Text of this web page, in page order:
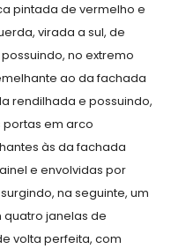
pintada de vermelho e
virada a sul, de
no extremo
ao da fachada
rendilhada e possuindo,
portas em arco
às da fachada
e envolvidas por
na seguinte, um
janelas de
volta perfeita, com